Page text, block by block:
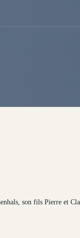
son fils Pierre et